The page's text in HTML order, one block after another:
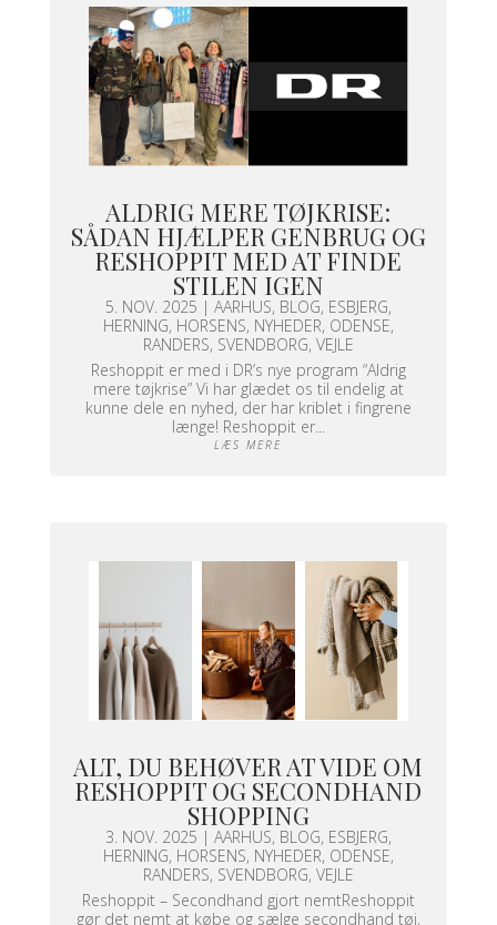
ALDRIG MERE TØJKRISE:
SÅDAN HJÆLPER GENBRUG OG
RESHOPPIT MED AT FINDE
STILEN IGEN
5. NOV. 2025 | AARHUS, BLOG, ESBJERG,
HERNING, HORSENS, NYHEDER, ODENSE,
RANDERS, SVENDBORG, VEJLE
Reshoppit er med i DR’s nye program “Aldrig
mere tøjkrise” Vi har glædet os til endelig at
kunne dele en nyhed, der har kriblet i fingrene
længe! Reshoppit er...
LÆS MERE
ALT, DU BEHØVER AT VIDE OM
RESHOPPIT OG SECONDHAND
SHOPPING
3. NOV. 2025 | AARHUS, BLOG, ESBJERG,
HERNING, HORSENS, NYHEDER, ODENSE,
RANDERS, SVENDBORG, VEJLE
Reshoppit – Secondhand gjort nemtReshoppit
gør det nemt at købe og sælge secondhand tøj,